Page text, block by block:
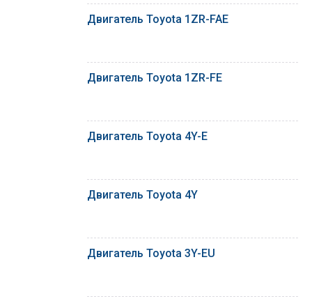
Двигатель Toyota 1ZR-FAE
Двигатель Toyota 1ZR-FE
Двигатель Toyota 4Y-E
Двигатель Toyota 4Y
Двигатель Toyota 3Y-EU